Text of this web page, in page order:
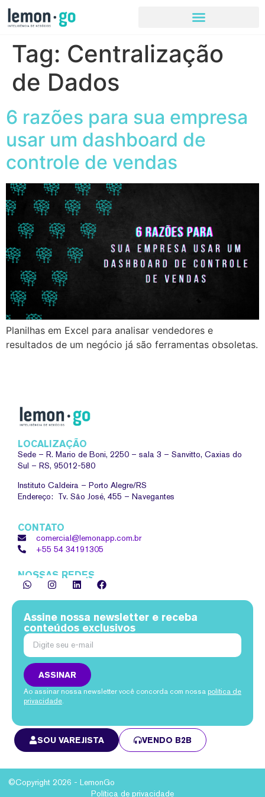
Tag: Centralização
de Dados
6 razões para sua empresa
usar um dashboard de
controle de vendas
Planilhas em Excel para analisar vendedores e
resultados de um negócio já são ferramentas obsoletas.
LOCALIZAÇÃO
Sede – R. Mario de Boni, 2250 – sala 3 – Sanvitto, Caxias do
Sul – RS, 95012-580
Instituto Caldeira – Porto Alegre/RS
Endereço: Tv. São José, 455 – Navegantes
CONTATO
comercial@lemonapp.com.br
+55 54 34191305
NOSSAS REDES
Assine nossa newsletter e receba
conteúdos exclusivos
ASSINAR
Ao assinar nossa newsletter você concorda com nossa política de
privacidade
SOU VAREJISTA VENDO B2B
©Copyright 2026 - LemonGo
Política de privacidade